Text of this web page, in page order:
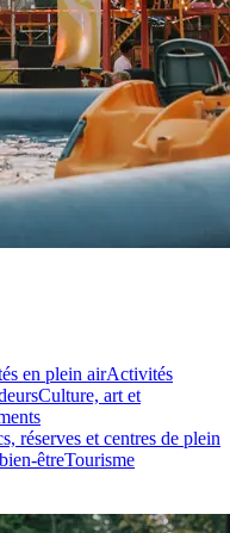
en plein airActivités
Culture, art et
réserves et centres de plein
êtreTourisme